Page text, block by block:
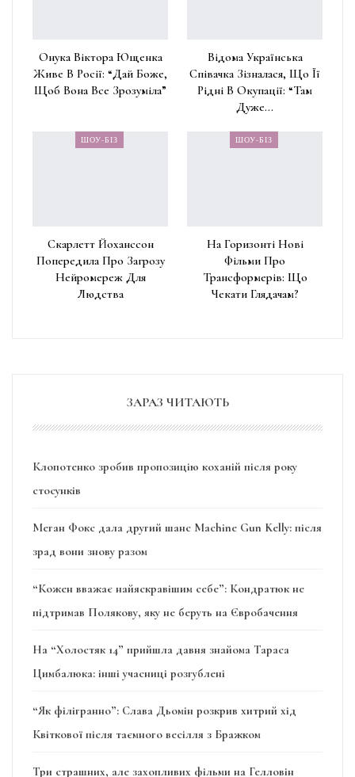
Онука Віктора Ющенка
Живе В Росії: “Дай Боже,
Щоб Вона Все Зрозуміла”
Відома Українська
Співачка Зізналася, Що Її
Рідні В Окупації: “Там
Дуже…
ШОУ-БІЗ
Скарлетт Йоханссон
Попередила Про Загрозу
Нейромереж Для
Людства
ШОУ-БІЗ
На Горизонті Нові
Фільми Про
Трансформерів: Що
Чекати Глядачам?
ЗАРАЗ ЧИТАЮТЬ
Клопотенко зробив пропозицію коханій після року
стосунків
Меган Фокс дала другий шанс Machine Gun Kelly: після
зрад вони знову разом
“Кожен вважає найяскравішим себе”: Кондратюк не
підтримав Полякову, яку не беруть на Євробачення
На “Холостяк 14” прийшла давня знайома Тараса
Цимбалюка: інші учасниці розгублені
“Як філігранно”: Слава Дьомін розкрив хитрий хід
Квіткової після таємного весілля з Бражком
Три страшних, але захопливих фільми на Гелловін